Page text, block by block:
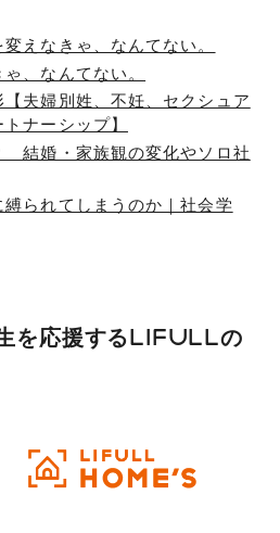
えなきゃ、なんてない。
、なんてない。
夫婦別姓、不妊、セクシュア
ナーシップ】
結婚・家族観の変化やソロ社
られてしまうのか｜社会学
を応援するLIFULLの